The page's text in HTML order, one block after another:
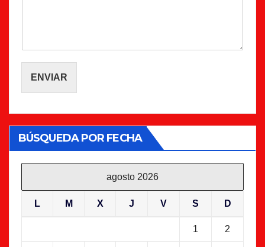
ENVIAR
BÚSQUEDA POR FECHA
agosto 2026
L M X J V S D
1 2